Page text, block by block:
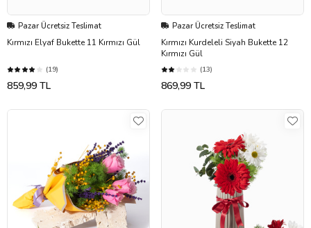
Pazar Ücretsiz Teslimat
Kırmızı Elyaf Bukette 11 Kırmızı Gül
(19)
859,99 TL
Pazar Ücretsiz Teslimat
Kırmızı Kurdeleli Siyah Bukette 12
Kırmızı Gül
(13)
869,99 TL